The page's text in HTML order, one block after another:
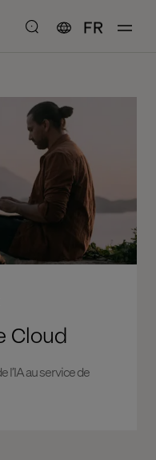
FR
Cloud
l’IA au service de